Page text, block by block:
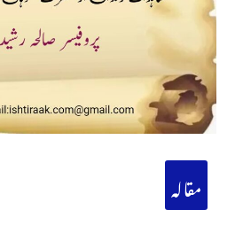
مقالہ